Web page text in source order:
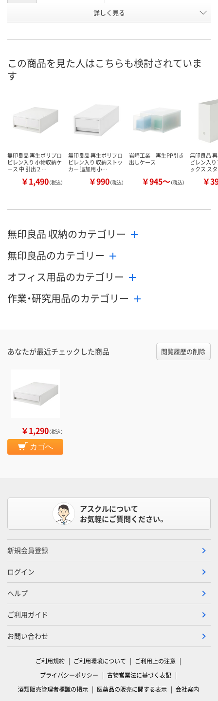
EP84775 UA87312
8月9日（日）
カ
詳しく見る
この商品を見た人はこちらも検討されていま
す
無印良品 再生ポリプロ
ピレン入り 小物収納ケ
ース 中 引出２…
￥1,490（税込）
無印良品 再生ポリプロ
ピレン入り 収納ストッ
カー 追加用 小…
￥990（税込）
岩崎工業 再生PP引き
出しケース
￥945～（税込）
無印良品
ピレン入
ックス ス
￥
無印良品 収納のカテゴリー
無印良品のカテゴリー
オフィス用品のカテゴリー
作業・研究用品のカテゴリー
あなたが最近チェックした商品 閲覧履歴の削除
￥1,290（税込）
カゴへ
アスクルについて
お気軽にご質問ください。
新規会員登録
ログイン
ヘルプ
ご利用ガイド
お問い合わせ
ご利用規約 ご利用環境について
ご利用上の注意
プライバシーポリシー
古物営業法に基づく表記
酒類販売管理者標識の掲示
医薬品の販売に関する表示 会社案内